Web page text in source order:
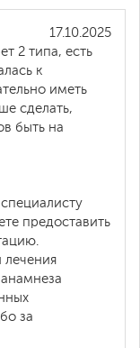
17.10.2025
2 типа, есть
к
иметь
сделать,
быть на
предоставить
лечения
за